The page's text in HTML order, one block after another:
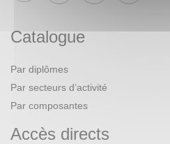
Catalogue
Par diplômes
Par secteurs d’activité
Par composantes
Accès directs